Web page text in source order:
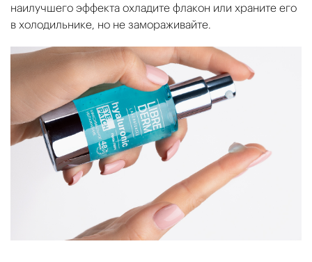
наилучшего эффекта охладите флакон или храните его
в холодильнике, но не замораживайте.